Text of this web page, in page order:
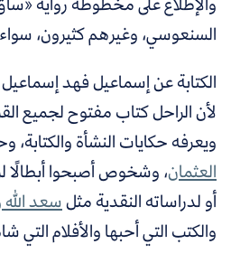
السنعوسي، وغيرهم كثيرون، سواء
الكتابة عن إسماعيل فهد إسماعيل
لأن الراحل كتاب مفتوح لجميع
ويعرفه حكايات النشأة والكتابة،
العثمان، وشخوص أصبحوا أبطالًا
أو لدراساته النقدية مثلسعد
والكتب التي أحبها والأفلام التي